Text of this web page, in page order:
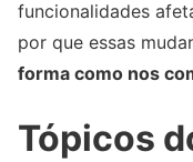
funcionalidades
por que essas
forma como nos
Tópicos